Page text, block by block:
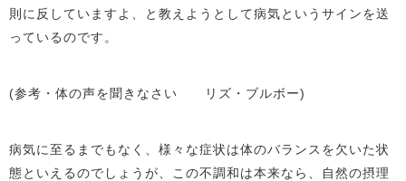
則に反していますよ、と教えようとして病気というサインを送
っているのです。
(参考・体の声を聞きなさい リズ・ブルボー)
病気に至るまでもなく、様々な症状は体のバランスを欠いた状
態といえるのでしょうが、この不調和は本来なら、自然の摂理